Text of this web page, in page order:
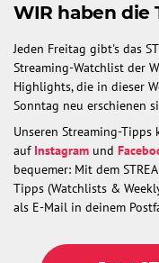
WIR haben die
Jeden Freitag gibt's das
Streaming-Watchlist der
Highlights, die in dieser
Sonntag neu erschienen
Unseren Streaming-Tipps
auf Instagram und
bequemer: Mit dem
Tipps (Watchlists &
als E-Mail in deinem